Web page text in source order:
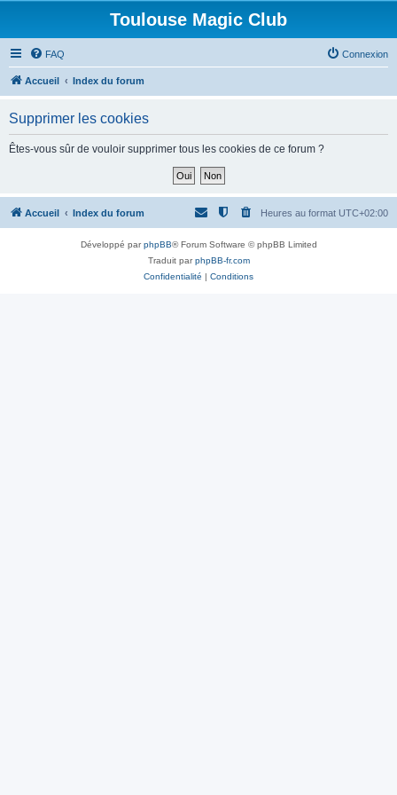
Toulouse Magic Club
FAQ Connexion
Accueil Index du forum
Supprimer les cookies
Êtes-vous sûr de vouloir supprimer tous les cookies de ce forum ?
Accueil Index du forum Heures au format UTC+02:00
Développé parphpBB® Forum Software © phpBB Limited
Traduit parphpBB-fr.com
Confidentialité | Conditions